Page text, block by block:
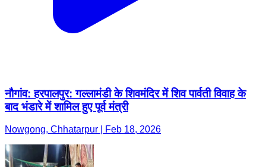
नौगांव: हरपालपुर: गल्लामंडी के शिवमंदिर में शिव पार्वती विवाह के
बाद भंडारे में शामिल हुए पूर्व मंत्री
Nowgong, Chhatarpur | Feb 18, 2026